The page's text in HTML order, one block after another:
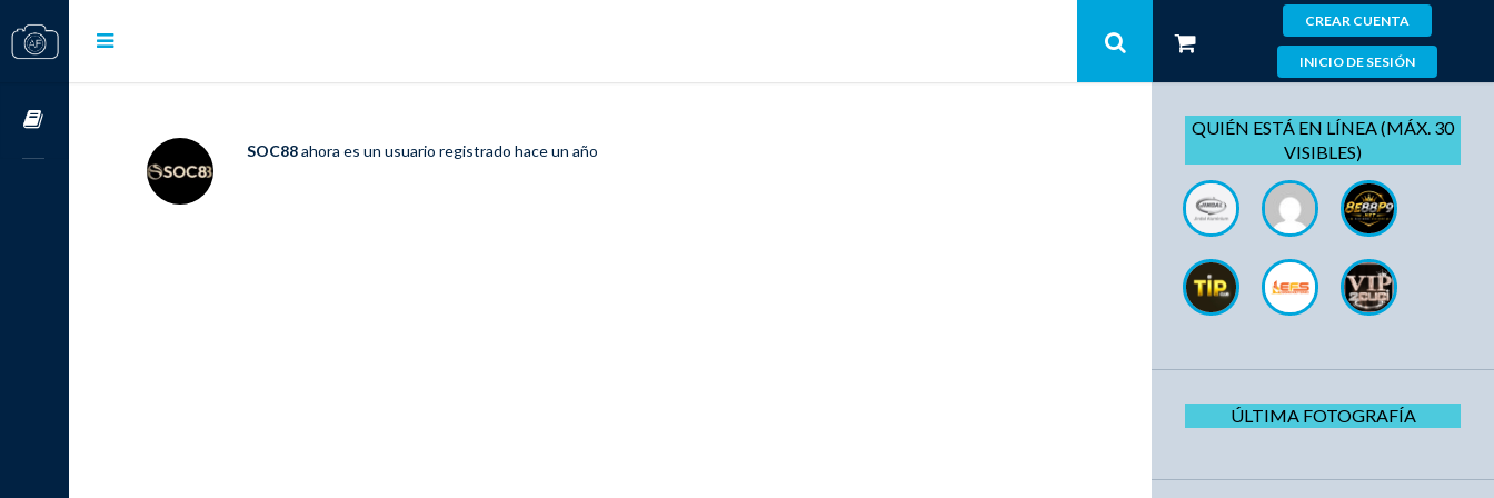
CREAR CUENTA
INICIO DE SESIÓN
SOC88ahora es un usuario registrado hace un año
QUIÉN ESTÁ EN LÍNEA (MÁX. 30
VISIBLES)
ÚLTIMA FOTOGRAFÍA